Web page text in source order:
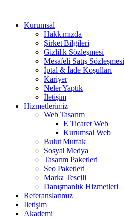
Kurumsal
Hakkımızda
Şirket Bilgileri
Gizlilik Sözleşmesi
Mesafeli Satış Sözleşmesi
İptal & İade Koşulları
Kariyer
Neler Yaptık
İletişim
Hizmetlerimiz
Web Tasarım
E Ticaret Web
Kurumsal Web
Bulut Mutfak
Sosyal Medya
Tasarım Paketleri
Seo Paketleri
Marka Tescili
Danışmanlık Hizmetleri
Referanslarımız
İletişim
Akademi